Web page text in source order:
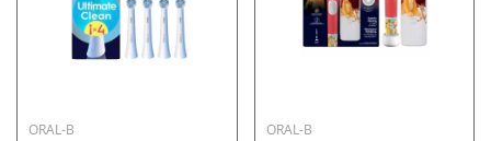
ORAL-B ORAL-B